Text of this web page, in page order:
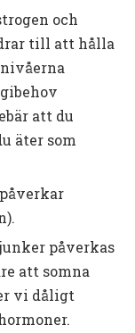
och
till att hålla
att du
äter som
påverkas
att somna
vi dåligt